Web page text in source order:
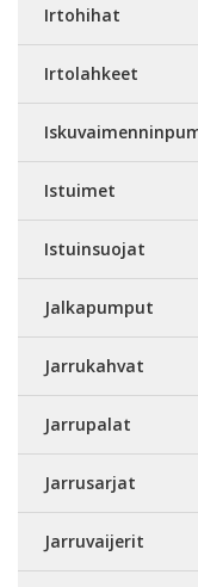
Irtohihat
Irtolahkeet
Istuimet
Istuinsuojat
Jalkapumput
Jarrukahvat
Jarrupalat
Jarrusarjat
Jarruvaijerit